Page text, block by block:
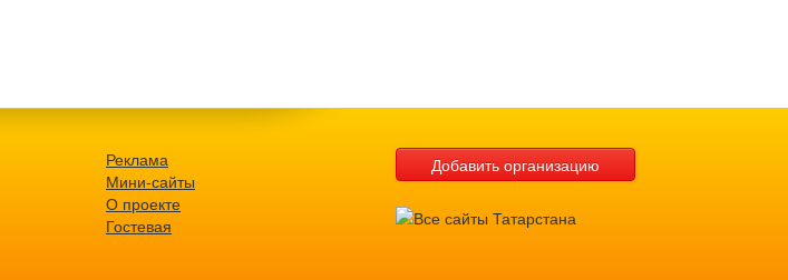
Реклама
Мини-сайты
О проекте
Гостевая
Добавить организацию